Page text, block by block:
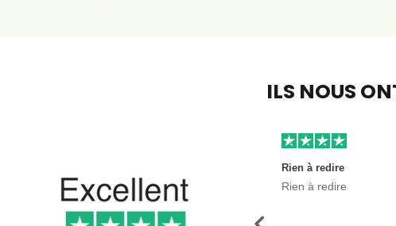
ILS NOUS
Rien à redire
Rien à redire